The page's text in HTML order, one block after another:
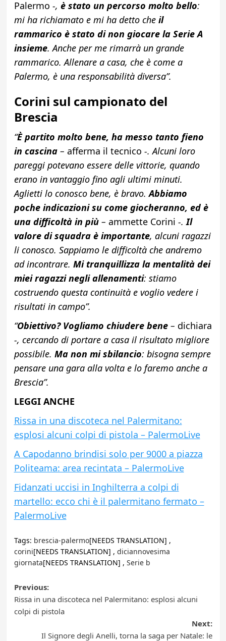
Palermo -, è stato un percorso molto bello:
mi ha richiamato e mi ha detto che il
rammarico è stato di non giocare la Serie A
insieme. Anche per me rimarrà un grande
rammarico. Allenare a casa, che è come a
Palermo, è una responsabilità diversa”.
Corini sul campionato del
Brescia
“È partito molto bene, ha messo tanto fieno
in cascina– afferma il tecnico -. Alcuni loro
pareggi potevano essere delle vittorie, quando
erano in vantaggio fino agli ultimi minuti.
Aglietti lo conosco bene, è bravo.Abbiamo
poche indicazioni su come giocheranno, ed è
una difficoltà in più– ammette Corini -.Il
valore di squadra è importante, alcuni ragazzi
li conosco. Sappiamo le difficoltà che andremo
ad incontrare. Mi tranquillizza la mentalità dei
miei ragazzi negli allenamenti: stiamo
costruendo questa continuità e voglio vedere i
risultati in campo”.
“Obiettivo? Vogliamo chiudere bene– dichiara
-, cercando di portare a casa il risultato migliore
possibile. Ma non mi sbilancio: bisogna sempre
pensare una gara alla volta e lo faremo anche a
Brescia”.
LEGGI ANCHE
Rissa in una discoteca nel Palermitano:
esplosi alcuni colpi di pistola – PalermoLive
A Capodanno brindisi solo per 9000 a piazza
Politeama: area recintata – PalermoLive
Fidanzati uccisi in Inghilterra a colpi di
martello: ecco chi è il palermitano fermato –
PalermoLive
Tags: brescia-palermo[NEEDS TRANSLATION] ,
corini[NEEDS TRANSLATION] , diciannovesima
giornata[NEEDS TRANSLATION] , Serie b
Post
navigation
Previous:
Rissa in una discoteca nel Palermitano: esplosi alcuni
colpi di pistola
Next:
Il Signore degli Anelli, torna la saga per Natale: le